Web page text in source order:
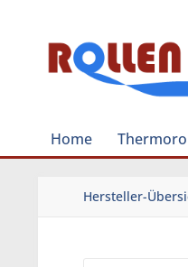
Home
Hersteller-